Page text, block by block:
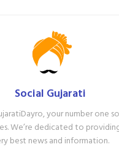
Social Gujarati
your number one
We’re dedicated to
best news and information.